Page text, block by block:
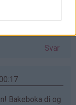
Svar
Bakeboka di og